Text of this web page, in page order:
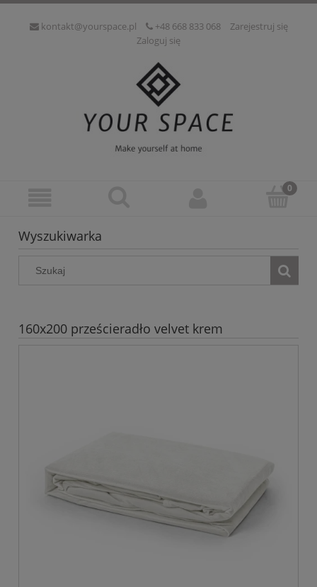
kontakt@yourspace.pl +48 668 833 068
Zarejestruj się
Zaloguj się
Wyszukiwarka
160x200 prześcieradło velvet krem